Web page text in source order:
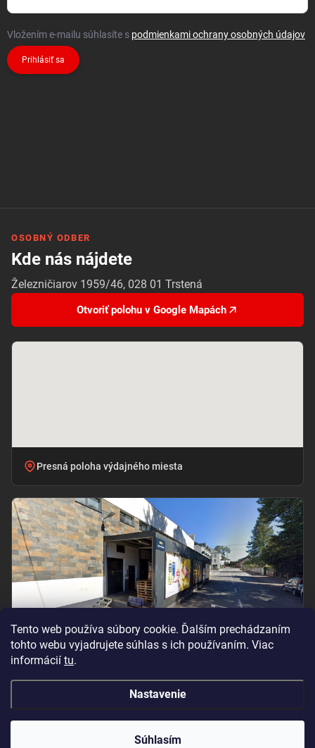
Tento web používa súbory cookie. Ďalším prechádzaním
tohto webu vyjadrujete súhlas s ich používaním. Viac
informácií tu.
Nastavenie
Súhlasím
Vložením e-mailu súhlasíte s podmienkami ochrany osobných údajov
Prihlásiť sa
OSOBNÝ ODBER
Kde nás nájdete
Železničiarov 1959/46, 028 01 Trstená
Otvoriť polohu v Google Mapách
Presná poloha výdajného miesta
Vchod pri označení „BILLA – PRÍJEM TOVARU“
Oramat . Všetky práva vyhradené.